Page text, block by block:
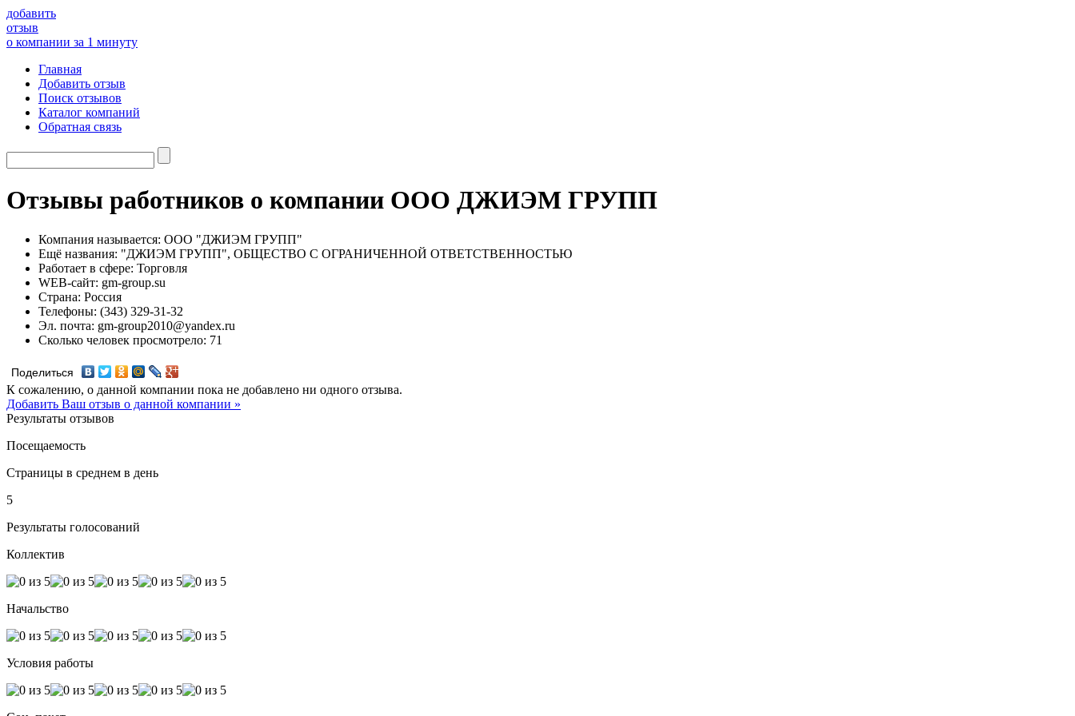
добавить
отзыв
о компании за 1 минуту
Главная
Добавить отзыв
Поиск отзывов
Каталог компаний
Обратная связь
Отзывы работников о компании ООО ДЖИЭМ ГРУПП
Компания называется: ООО "ДЖИЭМ ГРУПП"
Ещё названия: "ДЖИЭМ ГРУПП", ОБЩЕСТВО С ОГРАНИЧЕННОЙ ОТВЕТСТВЕННОСТЬЮ
Работает в сфере: Торговля
WEB-сайт: gm-group.su
Страна: Россия
Телефоны: (343) 329-31-32
Эл. почта: gm-group2010@yandex.ru
Сколько человек просмотрело: 71
Поделиться
К сожалению, о данной компании пока не добавлено ни одного отзыва.
Добавить Ваш отзыв о данной компании »
Результаты отзывов
Посещаемость
Страницы в среднем в день
5
Результаты голосований
Коллектив
Начальство
Условия работы